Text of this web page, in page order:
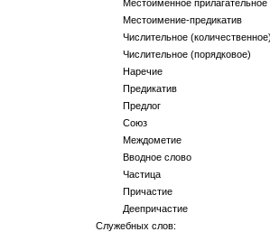
Местоименное прилагательное
Местоимение-предикатив
Числительное (количественное)
Числительное (порядковое)
Наречие
Предикатив
Предлог
Союз
Междометие
Вводное слово
Частица
Причастие
Деепричастие
Служебных слов: